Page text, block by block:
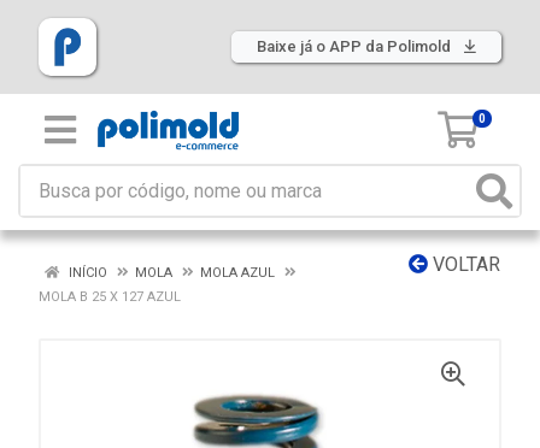
Baixe já o APP da Polimold
0
VOLTAR
INÍCIO MOLA
MOLA AZUL
MOLA B 25 X 127 AZUL